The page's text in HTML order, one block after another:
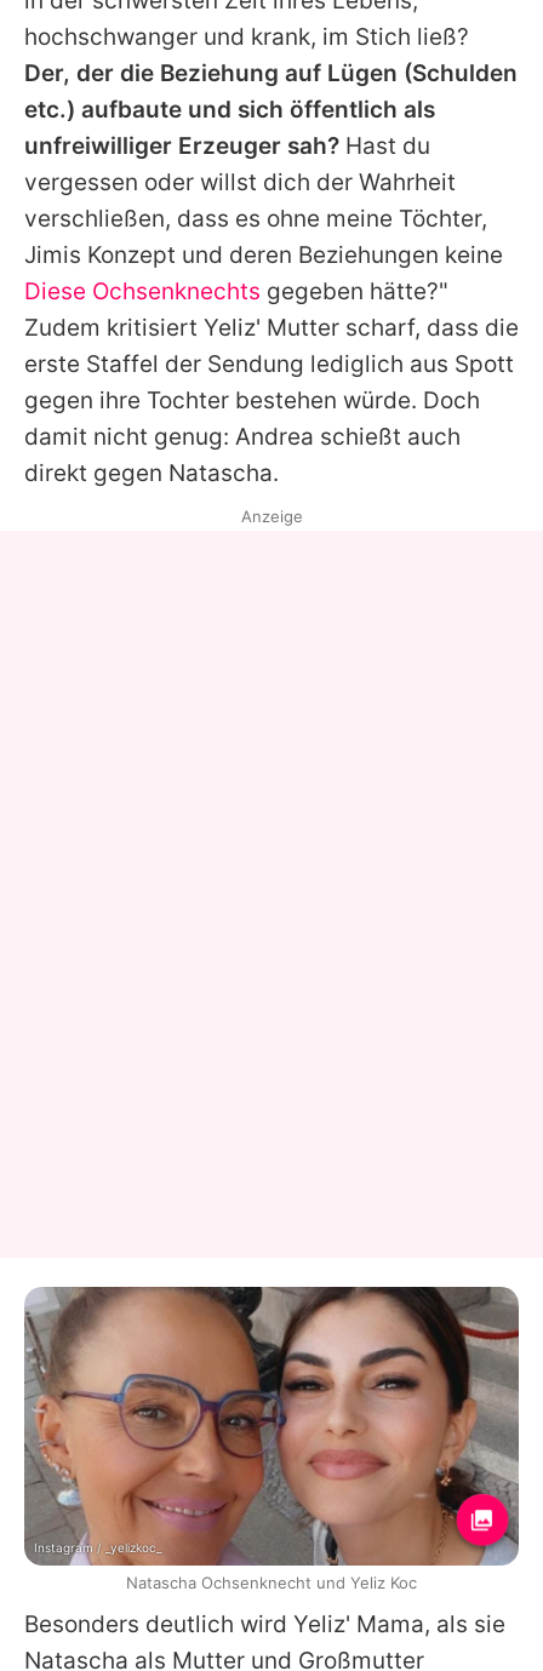
hochschwanger und krank, im Stich ließ?
Der, der die Beziehung auf Lügen (Schulden
etc.) aufbaute und sich öffentlich als
unfreiwilliger Erzeuger sah? Hast du
vergessen oder willst dich der Wahrheit
verschließen, dass es ohne meine Töchter,
Jimis Konzept und deren Beziehungen keine
Diese Ochsenknechts gegeben hätte?"
Zudem kritisiert Yeliz' Mutter scharf, dass die
erste Staffel der Sendung lediglich aus Spott
gegen ihre Tochter bestehen würde. Doch
damit nicht genug: Andrea schießt auch
direkt gegen Natascha.
Besonders deutlich wird Yeliz' Mama, als sie
Natascha als Mutter und Großmutter
Anzeige
Instagram / _yelizkoc_
Natascha Ochsenknecht und Yeliz Koc